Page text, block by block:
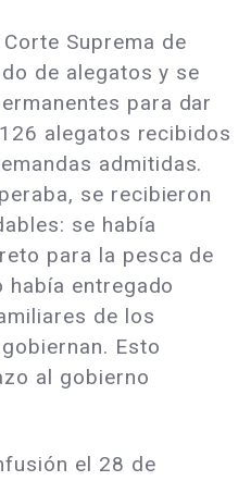
Suprema de
de alegatos y se
para dar
alegatos recibidos
admitidas.
se recibieron
se había
para la pesca de
había entregado
de los
Esto
al gobierno
el 28 de